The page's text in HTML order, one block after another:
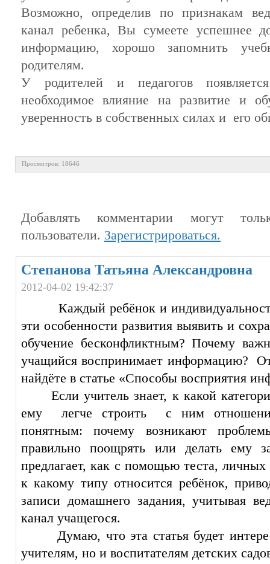
Возможно, определив по признакам
канал ребенка, Вы сумеете успешнее
информацию, хорошо запомнить
родителям.
У родителей и педагогов
необходимое влияние на развитие и
уверенность в собственных силах и его
Просмотров: 18646
Добавлять комментарии могут
пользователи. Зарегистрироваться.
Степанова Татьяна Александровна
2012-04-02 19:42:37
Каждый ребёнок и
эти особенности развития выявить и
обучение бесконфликтным? Почему
учащийся воспринимает информацию?
найдёте в статье «Способы восприятия
Если учитель знает, к какой
ему легче строить с ним
понятным:почему возникают
правильно
поощрять или делатьему
предлагает, как с помощью теста,личных
ккакому типу относится ребёнок,
записи домашнего задания,учитывая
канал учащегося.
Думаю, что эта статья будет
учителям, но и воспитателям детских